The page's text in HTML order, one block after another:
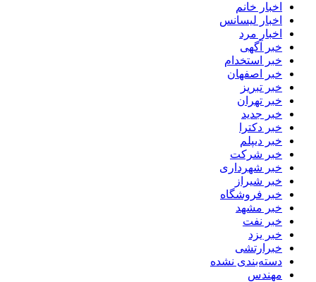
اخبار خانم
اخبار لیسانس
اخبار مرد
خبر آگهی
خبر استخدام
خبر اصفهان
خبر تبریز
خبر تهران
خبر جدید
خبر دکترا
خبر دیپلم
خبر شرکت
خبر شهرداری
خبر شیراز
خبر فروشگاه
خبر مشهد
خبر نفت
خبر یزد
خبرارتشی
دسته‌بندی نشده
مهندس